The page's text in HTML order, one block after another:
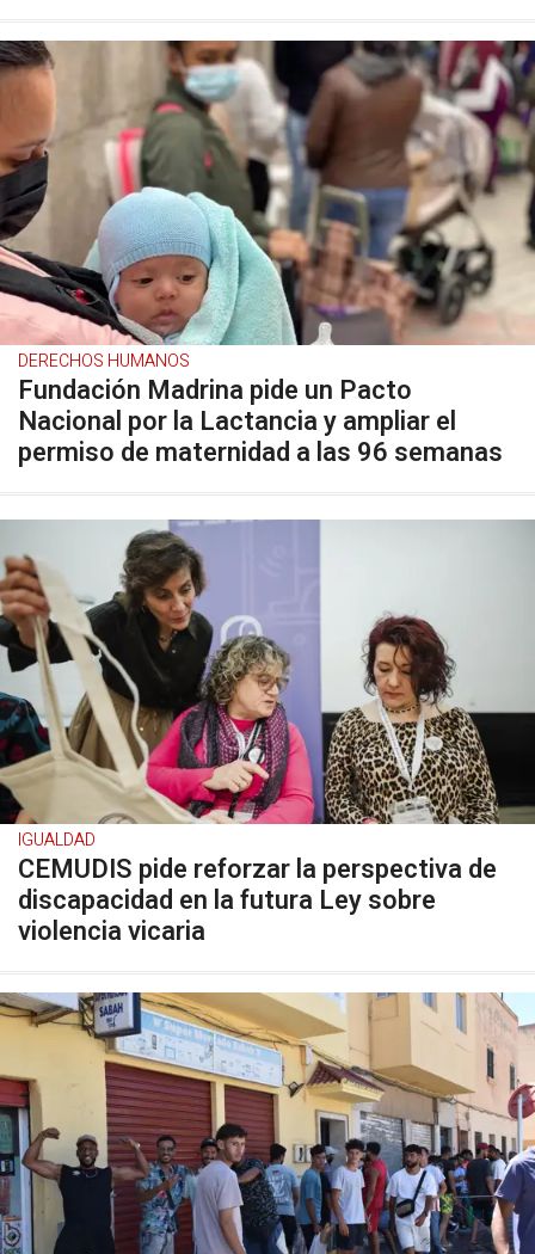
DERECHOS HUMANOS
Fundación Madrina pide un Pacto
Nacional por la Lactancia y ampliar el
permiso de maternidad a las 96 semanas
IGUALDAD
CEMUDIS pide reforzar la perspectiva de
discapacidad en la futura Ley sobre
violencia vicaria